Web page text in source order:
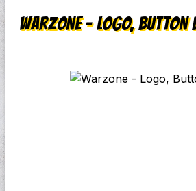
Warzone - Logo, Button
Bildergalerie überspringen